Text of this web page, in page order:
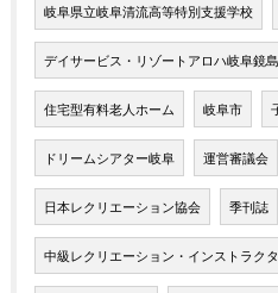
岐阜県立岐阜清流高等特別支援学校
デイサービス・リゾートアロハ岐阜鏡島
住宅型有料老人ホーム 岐阜市
ドリームシアター岐阜 運営審議会
日本レクリエーション協会 季刊誌
中級レクリエーション・インストラク